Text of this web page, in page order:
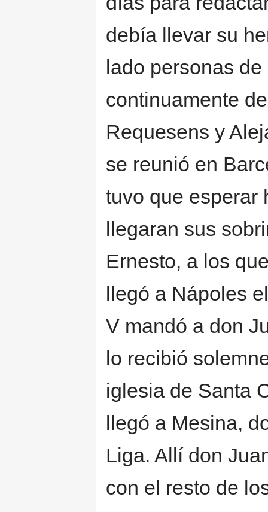
debía llevar su
lado personas
continuamente
Requesens y
se reunió en
tuvo que esperar
llegaran sus
Ernesto, a los
llegó a Nápoles
V mandó a don
lo recibió
iglesia de Santa
llegó a Mesina,
Liga. Allí don
con el resto de